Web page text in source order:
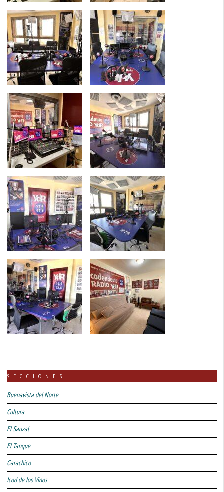
SECCIONES
Buenavista del Norte
Cultura
El Sauzal
El Tanque
Garachico
Icod de los Vinos